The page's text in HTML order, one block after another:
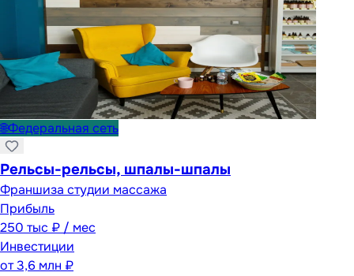
🌐Федеральная сеть
Рельсы-рельсы, шпалы-шпалы
Франшиза студии массажа
Прибыль
250 тыс ₽ / мес
Инвестиции
от3,6 млн ₽